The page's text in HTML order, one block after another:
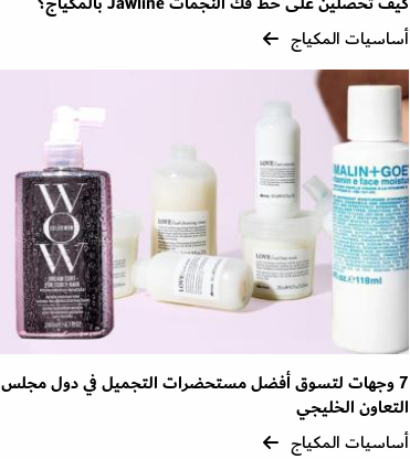
أساسيات المكياج
7 وجهات لتسوق أفضل مستحضرات التجميل في دول مجلس
التعاون الخليجي
أساسيات المكياج